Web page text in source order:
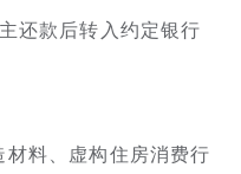
还款后转入约定银行
料、虚构住房消费行